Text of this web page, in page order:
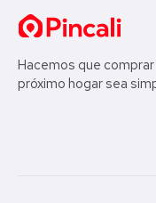
Hacemos que
próximo hogar sea